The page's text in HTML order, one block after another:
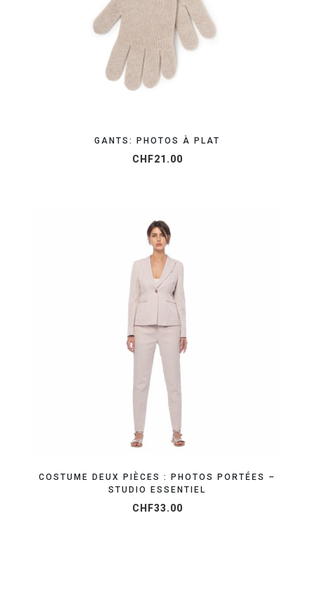
GANTS: PHOTOS À PLAT
CHF21.00
RÉSERVEZ VOTRE SHOOTING MODE
COSTUME DEUX PIÈCES : PHOTOS PORTÉES –
STUDIO ESSENTIEL
CHF33.00